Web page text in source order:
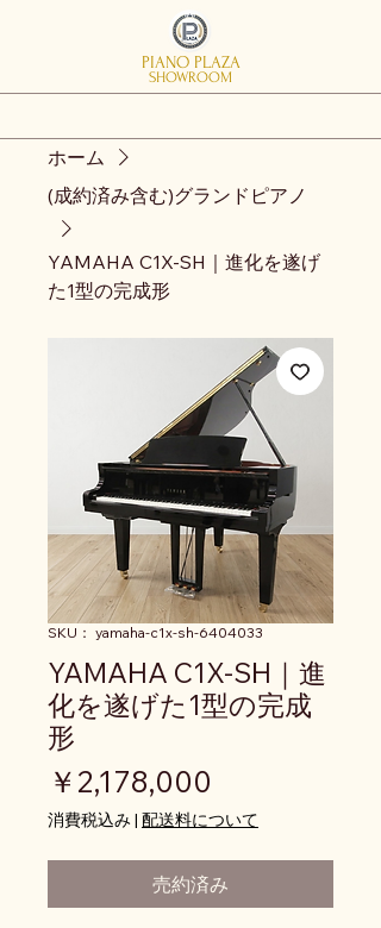
SHOWROOM
PIANO PLAZA
ホーム
(成約済み含む)グランドピアノ
YAMAHA C1X-SH｜進化を遂げ
た1型の完成形
SKU： yamaha-c1x-sh-6404033
YAMAHA C1X-SH｜進
化を遂げた1型の完成
形
￥2,178,000
消費税込み| 配送料について
売約済み